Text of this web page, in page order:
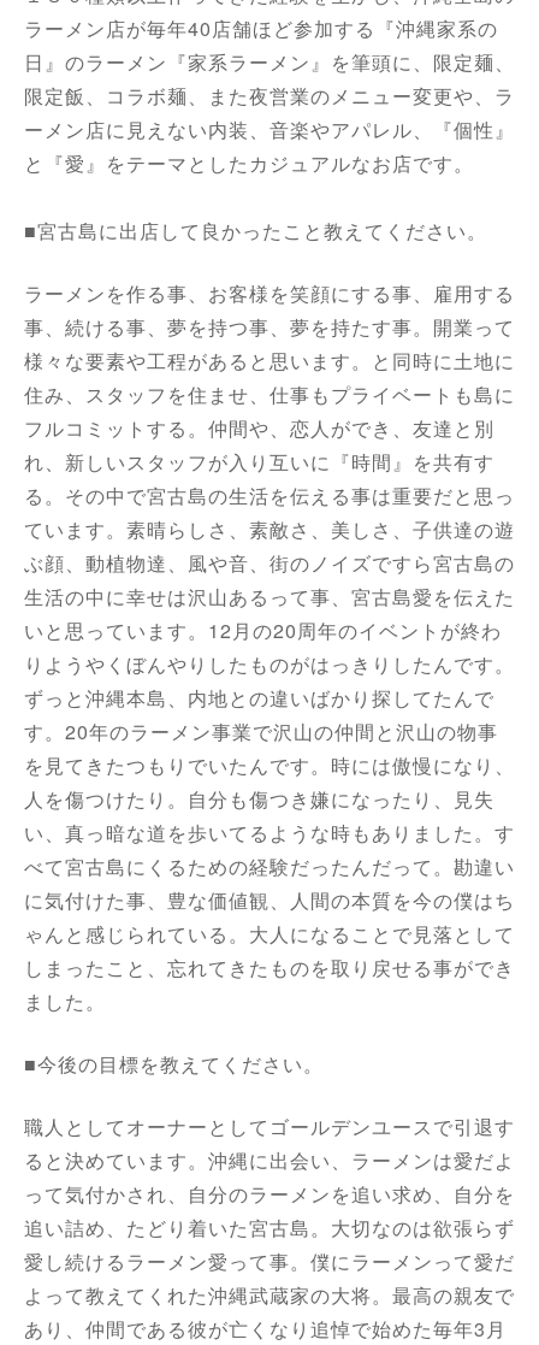
ラーメン店が毎年40店舗ほど参加する『沖縄家系の
日』のラーメン『家系ラーメン』を筆頭に、限定麺、
限定飯、コラボ麺、また夜営業のメニュー変更や、ラ
ーメン店に見えない内装、音楽やアパレル、『個性』
と『愛』をテーマとしたカジュアルなお店です。
■宮古島に出店して良かったこと教えてください。
ラーメンを作る事、お客様を笑顔にする事、雇用する
事、続ける事、夢を持つ事、夢を持たす事。開業って
様々な要素や工程があると思います。と同時に土地に
住み、スタッフを住ませ、仕事もプライベートも島に
フルコミットする。仲間や、恋人ができ、友達と別
れ、新しいスタッフが入り互いに『時間』を共有す
る。その中で宮古島の生活を伝える事は重要だと思っ
ています。素晴らしさ、素敵さ、美しさ、子供達の遊
ぶ顔、動植物達、風や音、街のノイズですら宮古島の
生活の中に幸せは沢山あるって事、宮古島愛を伝えた
いと思っています。12月の20周年のイベントが終わ
りようやくぼんやりしたものがはっきりしたんです。
ずっと沖縄本島、内地との違いばかり探してたんで
す。20年のラーメン事業で沢山の仲間と沢山の物事
を見てきたつもりでいたんです。時には傲慢になり、
人を傷つけたり。自分も傷つき嫌になったり、見失
い、真っ暗な道を歩いてるような時もありました。す
べて宮古島にくるための経験だったんだって。勘違い
に気付けた事、豊な価値観、人間の本質を今の僕はち
ゃんと感じられている。大人になることで見落として
しまったこと、忘れてきたものを取り戻せる事ができ
ました。
■今後の目標を教えてください。
職人としてオーナーとしてゴールデンユースで引退す
ると決めています。沖縄に出会い、ラーメンは愛だよ
って気付かされ、自分のラーメンを追い求め、自分を
追い詰め、たどり着いた宮古島。大切なのは欲張らず
愛し続けるラーメン愛って事。僕にラーメンって愛だ
よって教えてくれた沖縄武蔵家の大将。最高の親友で
あり、仲間である彼が亡くなり追悼で始めた毎年3月